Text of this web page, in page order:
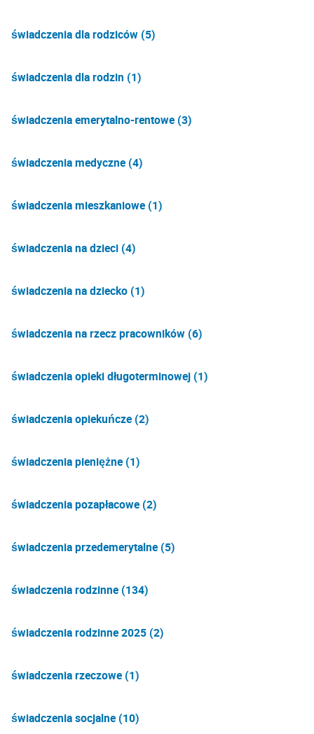
świadczenia dla rodziców (5)
świadczenia dla rodzin (1)
świadczenia emerytalno-rentowe (3)
świadczenia medyczne (4)
świadczenia mieszkaniowe (1)
świadczenia na dzieci (4)
świadczenia na dziecko (1)
świadczenia na rzecz pracowników (6)
świadczenia opieki długoterminowej (1)
świadczenia opiekuńcze (2)
świadczenia pieniężne (1)
świadczenia pozapłacowe (2)
świadczenia przedemerytalne (5)
świadczenia rodzinne (134)
świadczenia rodzinne 2025 (2)
świadczenia rzeczowe (1)
świadczenia socjalne (10)